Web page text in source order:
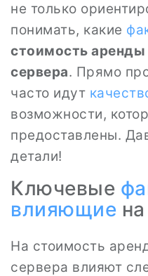
не только
понимать, какие
стоимость аренды
сервера. Прямо
часто идут
возможности,
предоставлены.
детали!
Ключевые
влияющие
На стоимость
сервера влияют